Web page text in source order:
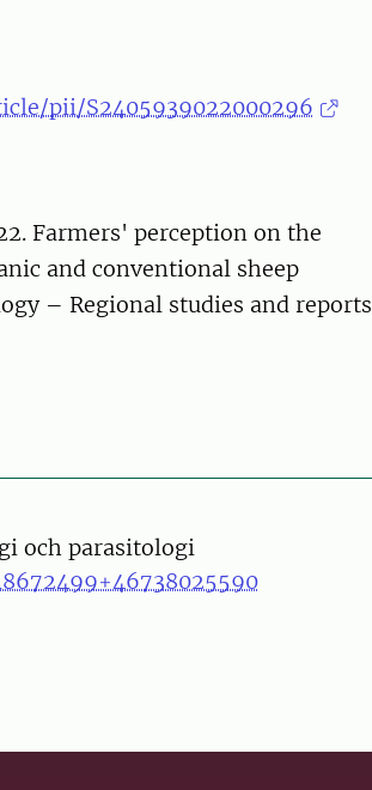
pii/S2405939022000296
Farmers' perception on the
and conventional sheep
– Regional studies and reports
och parasitologi
+46738025590